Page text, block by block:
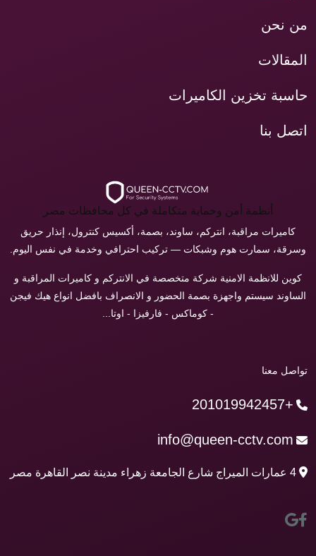
من نحن
المقالات
حاسبة تخزين الكاميرات
اتصل بنا
أنظمة أمن وحماية متكاملة في كل محافظات مصر
كاميرات مراقبة، انتركم، ساوند، بصمة، أكسيس كنترول، إنذار حريق
وسرقة، سمارت هوم وشبكات — تركيب احترافي وخدمة في نفس اليوم.
كوين للانظمة الامنية شركة متخصصة في الانتركم و كاميرات المراقبة و
الساوند سيستم واجهزة بصمة الحضور و الانصراف بافضل انواع هيك فيجن
- كوماكس - فارفيزا - اوتا...
تواصل معنا
+201019942457
info@queen-cctv.com
4 عمارات الميراج شارع الجامعة زهراء مدينة نصر القاهرة مصر